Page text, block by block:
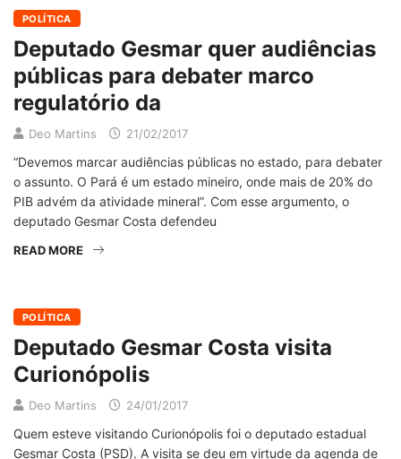
POLÍTICA
Deputado Gesmar quer audiências
públicas para debater marco
regulatório da
Deo Martins 21/02/2017
“Devemos marcar audiências públicas no estado, para debater
o assunto. O Pará é um estado mineiro, onde mais de 20% do
PIB advém da atividade mineral”. Com esse argumento, o
deputado Gesmar Costa defendeu
READ MORE
POLÍTICA
Deputado Gesmar Costa visita
Curionópolis
Deo Martins 24/01/2017
Quem esteve visitando Curionópolis foi o deputado estadual
Gesmar Costa (PSD). A visita se deu em virtude da agenda de